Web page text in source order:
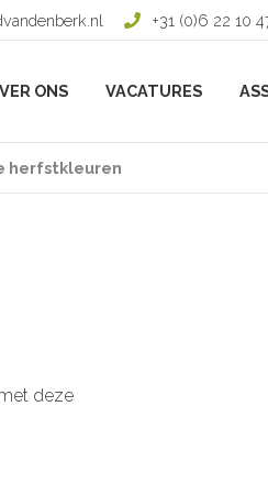
+31 (0)6 22 10
ONS VACATURES
herfstkleuren
deze